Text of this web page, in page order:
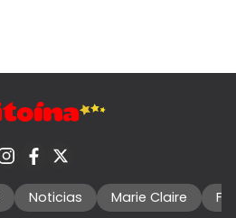
Noticias Marie Claire